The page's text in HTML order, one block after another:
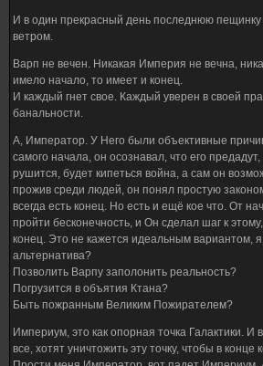
И в один прекрасный день последнюю пещинку
ветром.
Варп не вечен. Никакая Империя не вечна,
имело начало, то имеет и конец.
И каждый гнет свое. Каждый уверен в своей
банальности.
А, Император. У Него были объективные
самого начала, он осознавал, что его
рушится, будет кипеться война, а сам он
прожив среди людей, он понял простую
всегда есть конец. Но есть и ещё кое что. От
пройти бесконечность, и Он сделал шаг к
конец. Это не кажется идеальным вариантом, я
альтернатива?
Позволить Варпу заполонить реальность?
Погрузится в объятия Ктана?
Быть пожранным Великим Пожирателем?
Империум, это как опорная точка Галактики. И
все, хотят уничтожить эту точку, чтобы в конце